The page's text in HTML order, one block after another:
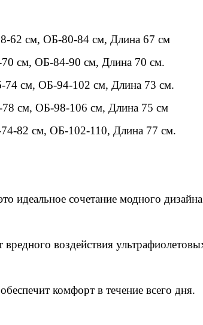
62 см, ОБ-80-84 см, Длина 67 см
см, ОБ-84-90 см, Длина 70 см.
см, ОБ-94-102 см, Длина 73 см.
см, ОБ-98-106 см, Длина 75 см
82 см, ОБ-102-110, Длина 77 см.
идеальное сочетание модного
воздействия
комфорт в течение всего дня.